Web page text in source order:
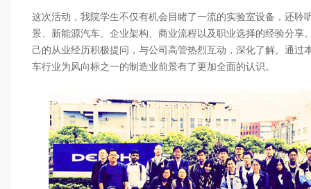
这次活动，我院学生不仅有机会目睹了一流的实验室设备，还聆
景、新能源汽车、企业架构、商业流程以及职业选择的经验分享
己的从业经历积极提问，与公司高管热烈互动，深化了解。通过
车行业为风向标之一的制造业前景有了更加全面的认识。